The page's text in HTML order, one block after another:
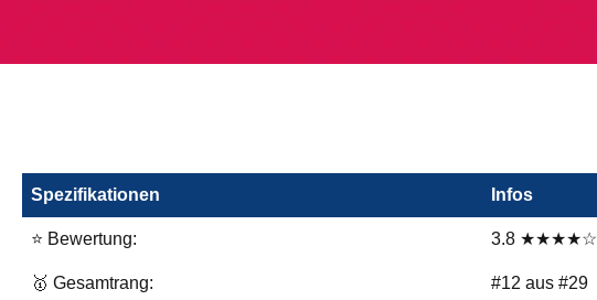
Spezifikationen Infos
⭐ Bewertung: 3.8 ★★★★☆
🥇 Gesamtrang: #12 aus #29